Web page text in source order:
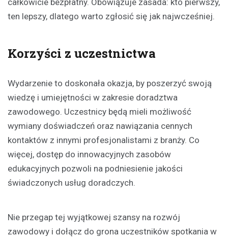
całkowicie bezpłatny. Obowiązuje zasada: kto pierwszy,
ten lepszy, dlatego warto zgłosić się jak najwcześniej.
Korzyści z uczestnictwa
Wydarzenie to doskonała okazja, by poszerzyć swoją
wiedzę i umiejętności w zakresie doradztwa
zawodowego. Uczestnicy będą mieli możliwość
wymiany doświadczeń oraz nawiązania cennych
kontaktów z innymi profesjonalistami z branży. Co
więcej, dostęp do innowacyjnych zasobów
edukacyjnych pozwoli na podniesienie jakości
świadczonych usług doradczych.
Nie przegap tej wyjątkowej szansy na rozwój
zawodowy i dołącz do grona uczestników spotkania w